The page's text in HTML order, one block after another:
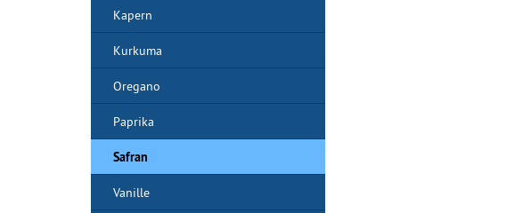
Kapern
Kurkuma
Oregano
Paprika
Safran
Vanille